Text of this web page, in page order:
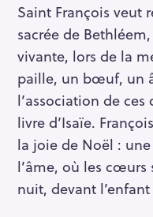
Saint François veut
sacrée de
vivante, lors de la
paille, un bœuf, un
l’association de
livre d’Isaïe.
la joie de Noël :
l’âme, où les cœurs
nuit, devant